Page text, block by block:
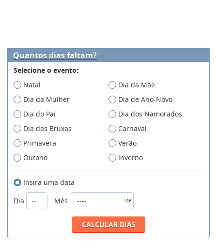
Quantos dias faltam?
Selecione o evento:
Natal
Dia da Mãe
Dia da Mulher
Dia de Ano-Novo
Dia do Pai
Dia dos Namorados
Dia das Bruxas
Carnaval
Primavera
Verão
Outono
Inverno
Insira uma data
Dia
Mês